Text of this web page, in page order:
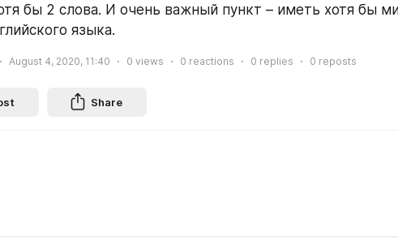
бы 2 слова. И очень важный пункт – иметь хотя бы
языка.
August 4, 2020, 11:40 0 views 0 reactions 0 replies 0 reposts
Share